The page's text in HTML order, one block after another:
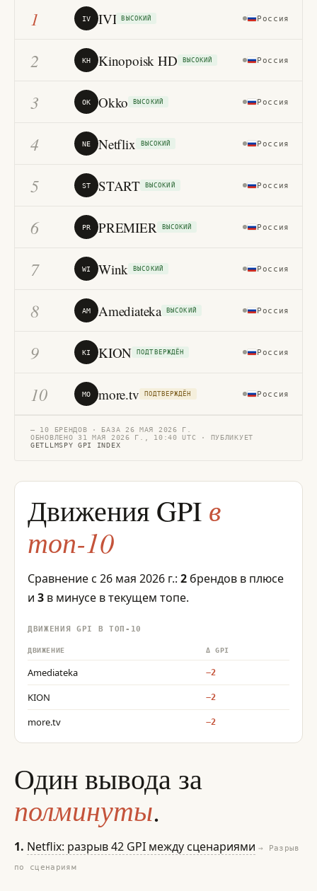
1 IV IVI ВЫСОКИЙ Россия
2 KH Kinopoisk HD ВЫСОКИЙ Россия
3 OK Okko ВЫСОКИЙ Россия
4 NE Netflix ВЫСОКИЙ Россия
5 ST START ВЫСОКИЙ Россия
6 PR PREMIER ВЫСОКИЙ Россия
7 WI Wink ВЫСОКИЙ Россия
8 AM Amediateka ВЫСОКИЙ Россия
9 KI KION ПОДТВЕРЖДЁН Россия
10 MO more.tv ПОДТВЕРЖДЁН Россия
— 10 БРЕНДОВ · БАЗА 26 МАЯ 2026 Г.
ОБНОВЛЕНО 31 МАЯ 2026 Г., 10:40 UTC · ПУБЛИКУЕТ
GETLLMSPY GPI INDEX
Движения GPI в
топ-10
Сравнение с 26 мая 2026 г.: 2 брендов в плюсе
и 3 в минусе в текущем топе.
ДВИЖЕНИЯ GPI В ТОП-10
ДВИЖЕНИЕ Δ GPI
Amediateka −2
KION −2
more.tv −2
Один вывода за
полминуты.
1. Netflix: разрыв 42 GPI между сценариями → Разрыв
по сценариям